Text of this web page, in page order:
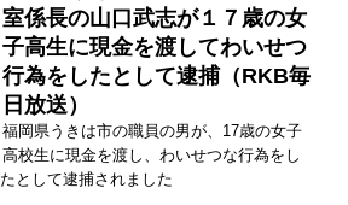
室係長の山口武志が１７歳の女
子高生に現金を渡してわいせつ
行為をしたとして逮捕（RKB毎
日放送）
福岡県うきは市の職員の男が、17歳の女子
高校生に現金を渡し、わいせつな行為をし
たとして逮捕されました